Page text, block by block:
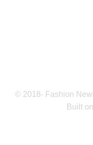
© 2018- Fashion
Built on